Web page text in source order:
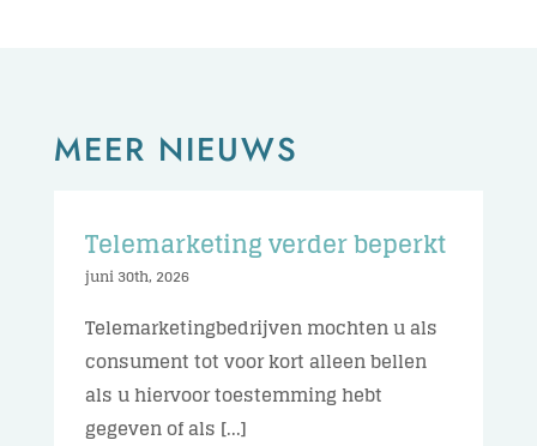
MEER NIEUWS
Telemarketing verder beperkt
juni 30th, 2026
Telemarketingbedrijven mochten u als
consument tot voor kort alleen bellen
als u hiervoor toestemming hebt
gegeven of als [...]